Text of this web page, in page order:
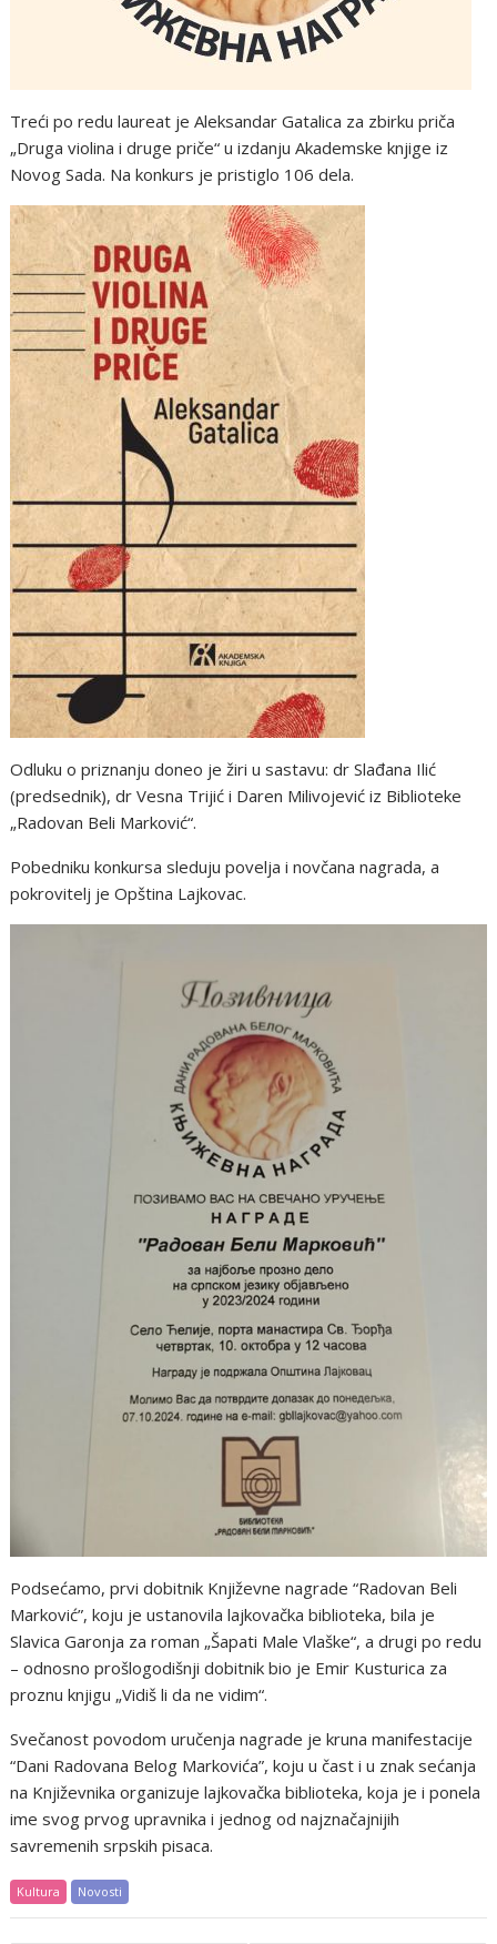
Treći po redu laureat je Aleksandar Gatalica za zbirku priča
„Druga violina i druge priče“ u izdanju Akademske knjige iz
Novog Sada. Na konkurs je pristiglo 106 dela.
Odluku o priznanju doneo je žiri u sastavu: dr Slađana Ilić
(predsednik), dr Vesna Trijić i Daren Milivojević iz Biblioteke
„Radovan Beli Marković“.
Pobedniku konkursa sleduju povelja i novčana nagrada, a
pokrovitelj je Opština Lajkovac.
Podsećamo, prvi dobitnik Književne nagrade “Radovan Beli
Marković”, koju je ustanovila lajkovačka biblioteka, bila je
Slavica Garonja za roman „Šapati Male Vlaške“, a drugi po redu
– odnosno prošlogodišnji dobitnik bio je Emir Kusturica za
proznu knjigu „Vidiš li da ne vidim“.
Svečanost povodom uručenja nagrade je kruna manifestacije
“Dani Radovana Belog Markovića”, koju u čast i u znak sećanja
na Književnika organizuje lajkovačka biblioteka, koja je i ponela
ime svog prvog upravnika i jednog od najznačajnijih
savremenih srpskih pisaca.
Kultura Novosti